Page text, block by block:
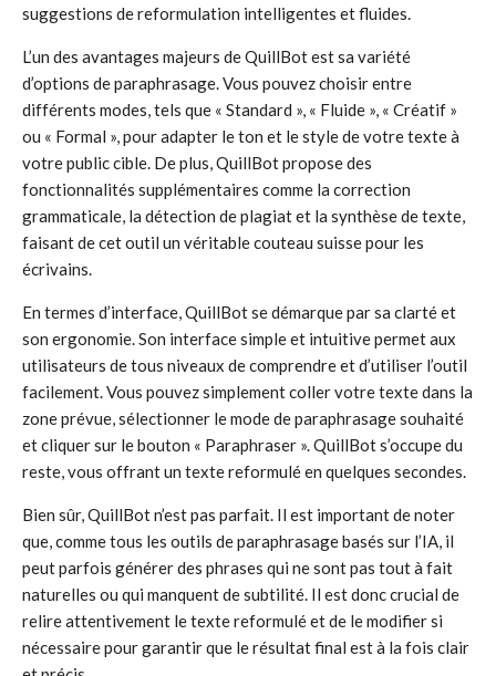
suggestions de reformulation intelligentes et fluides.
L’un des avantages majeurs de QuillBot est sa variété
d’options de paraphrasage. Vous pouvez choisir entre
différents modes, tels que « Standard », « Fluide », « Créatif »
ou « Formal », pour adapter le ton et le style de votre texte à
votre public cible. De plus, QuillBot propose des
fonctionnalités supplémentaires comme la correction
grammaticale, la détection de plagiat et la synthèse de texte,
faisant de cet outil un véritable couteau suisse pour les
écrivains.
En termes d’interface, QuillBot se démarque par sa clarté et
son ergonomie. Son interface simple et intuitive permet aux
utilisateurs de tous niveaux de comprendre et d’utiliser l’outil
facilement. Vous pouvez simplement coller votre texte dans la
zone prévue, sélectionner le mode de paraphrasage souhaité
et cliquer sur le bouton « Paraphraser ». QuillBot s’occupe du
reste, vous offrant un texte reformulé en quelques secondes.
Bien sûr, QuillBot n’est pas parfait. Il est important de noter
que, comme tous les outils de paraphrasage basés sur l’IA, il
peut parfois générer des phrases qui ne sont pas tout à fait
naturelles ou qui manquent de subtilité. Il est donc crucial de
relire attentivement le texte reformulé et de le modifier si
nécessaire pour garantir que le résultat final est à la fois clair